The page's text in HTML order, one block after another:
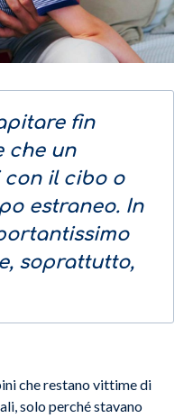
fin
che un
il cibo o
estraneo. In
soprattutto,
che restano vittime di
solo perché stavano